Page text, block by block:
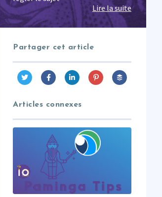
Lire la suite
Partager cet article
Articles connexes